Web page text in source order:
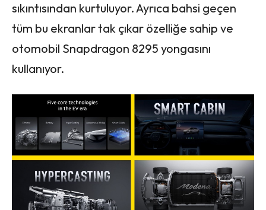
sıkıntısından kurtuluyor. Ayrıca bahsi geçen
tüm bu ekranlar tak çıkar özelliğe sahip ve
otomobil Snapdragon 8295 yongasını
kullanıyor.